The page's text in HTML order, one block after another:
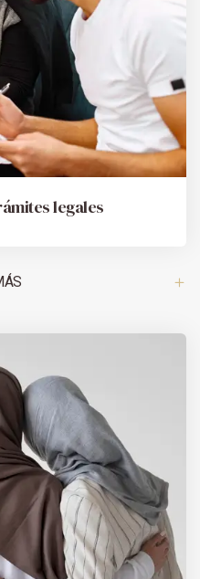
legales